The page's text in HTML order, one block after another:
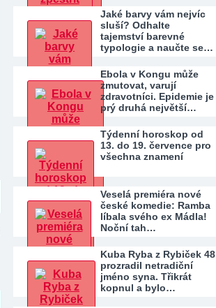
Jaké barvy vám nejvíc
sluší? Odhalte
tajemství barevné
typologie a naučte se…
Ebola v Kongu může
zmutovat, varují
zdravotníci. Epidemie je
prý druhá největší…
Týdenní horoskop od
13. do 19. července pro
všechna znamení
Veselá premiéra nové
české komedie: Ramba
líbala svého ex Mádla!
Noční tah…
Kuba Ryba z Rybiček 48
prozradil netradiční
jméno syna. Třikrát
kopnul a bylo…